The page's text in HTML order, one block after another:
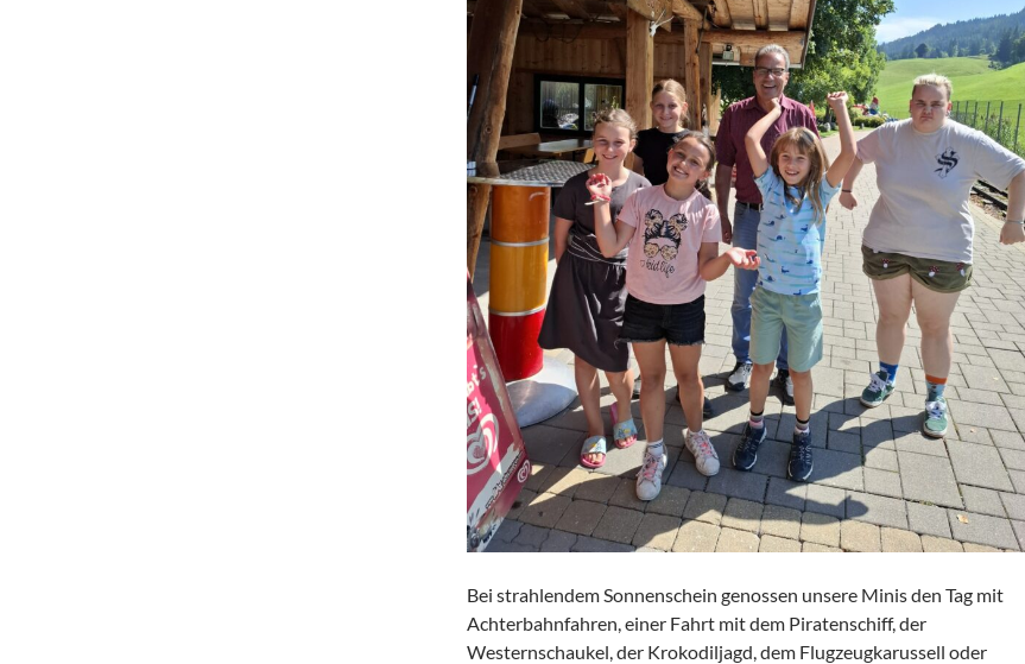
Bei strahlendem Sonnenschein genossen unsere Minis den Tag mit
Achterbahnfahren, einer Fahrt mit dem Piratenschiff, der
Westernschaukel, der Krokodiljagd, dem Flugzeugkarussell oder